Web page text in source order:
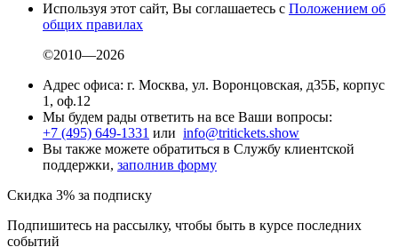
Используя этот сайт, Вы соглашаетесь с Положением об
общих правилах
©2010—2026
Адрес офиса: г. Москва, ул. Воронцовская, д35Б, корпус
1, оф.12
Мы будем рады ответить на все Ваши вопросы:
+7 (495) 649-1331 или info@tritickets.show
Вы также можете обратиться в Службу клиентской
поддержки, заполнив форму
Скидка 3% за подписку
Подпишитесь на рассылку, чтобы быть в курсе последних
событий